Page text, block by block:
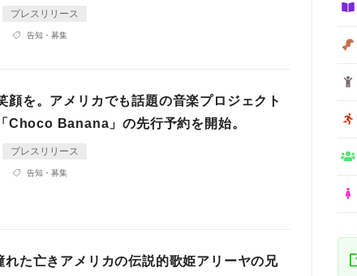
プレスリリース
告知・募集
顔を。アメリカでも話題の音楽プロジェクト
Choco Banana」の先行予約を開始。
プレスリリース
告知・募集
た亡きアメリカの伝説的歌姫アリーヤの兄